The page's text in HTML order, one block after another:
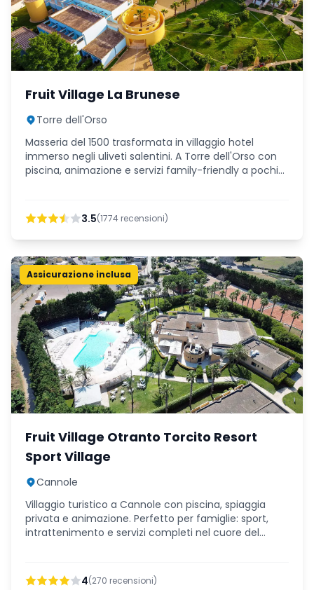
Fruit Village La Brunese
Torre dell'Orso
Masseria del 1500 trasformata in villaggio hotel
immerso negli uliveti salentini. A Torre dell'Orso con
piscina, animazione e servizi family-friendly a pochi
3.5(1774 recensioni)
Assicurazione inclusa
Fruit Village Otranto Torcito Resort
Sport Village
Cannole
Villaggio turistico a Cannole con piscina, spiaggia
privata e animazione. Perfetto per famiglie: sport,
intrattenimento e servizi completi nel cuore del
4(270 recensioni)